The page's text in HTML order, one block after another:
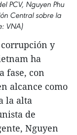
PCV, Nguyen Phu
Central sobre la
VNA)
y
ha
fase, con
alcance como
la alta
de
Nguyen